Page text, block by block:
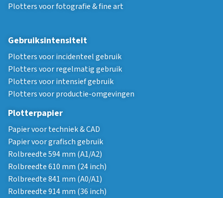
Plotters voor fotografie & fine art
Gebruiksintensiteit
Plotters voor incidenteel gebruik
Plotters voor regelmatig gebruik
Plotters voor intensief gebruik
Plotters voor productie-omgevingen
Plotterpapier
Papier voor techniek & CAD
Papier voor grafisch gebruik
Rolbreedte 594 mm (A1/A2)
Rolbreedte 610 mm (24 inch)
Rolbreedte 841 mm (A0/A1)
Rolbreedte 914 mm (36 inch)